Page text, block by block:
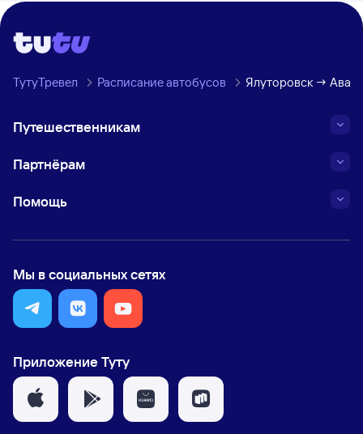
ТутуТревел Расписание автобусов Ялуторовск →
Путешественникам
Партнёрам
Помощь
Мы в социальных сетях
Приложение Туту